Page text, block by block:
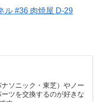
ル #36 肉焼屋 D-29
ソニック・東芝）やノー
ーツを交換するのが好きな